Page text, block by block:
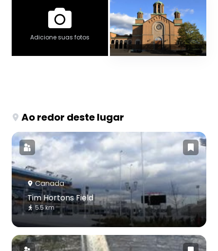
Adicione suas fotos
Ao redor deste lugar
Canada
Tim Hortons Field
5.5 km